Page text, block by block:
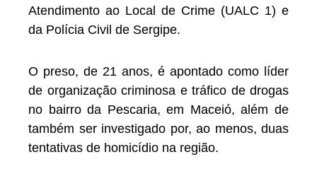
Atendimento ao Local de Crime (UALC 1) e
da Polícia Civil de Sergipe.
O preso, de 21 anos, é apontado como líder
de organização criminosa e tráfico de drogas
no bairro da Pescaria, em Maceió, além de
também ser investigado por, ao menos, duas
tentativas de homicídio na região.